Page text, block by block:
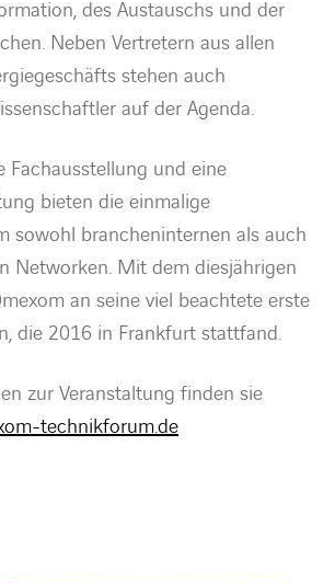
des Austauschs und der
Neben Vertretern aus allen
stehen auch
auf der Agenda.
Fachausstellung und eine
bieten die einmalige
sowohl brancheninternen als auch
Networken. Mit dem diesjährigen
an seine viel beachtete erste
die 2016 in Frankfurt stattfand.
zur Veranstaltung finden sie
technikforum.de